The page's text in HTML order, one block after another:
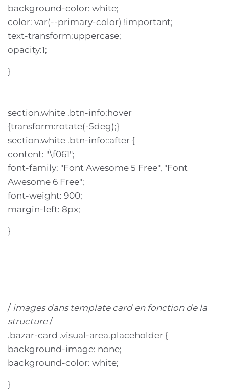
background-color: white;
color: var(--primary-color) !important;
text-transform:uppercase;
opacity:1;
}
section.white .btn-info:hover
{transform:rotate(-5deg);}
section.white .btn-info::after {
content: "\f061";
font-family: "Font Awesome 5 Free", "Font
Awesome 6 Free";
font-weight: 900;
margin-left: 8px;
}
/ images dans template card en fonction de la
structure/
.bazar-card .visual-area.placeholder {
background-image: none;
background-color: white;
}